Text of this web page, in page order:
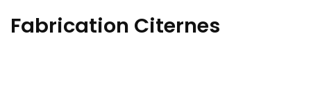
Fabrication Citernes